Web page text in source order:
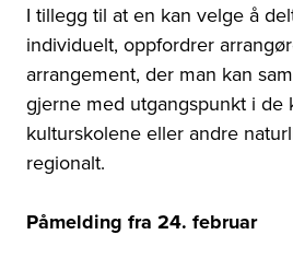
I tillegg til at en kan velge å
individuelt, oppfordrer
arrangement, der man kan
gjerne med utgangspunkt i de
kulturskolene eller andre
regionalt.
Påmelding fra 24. februar